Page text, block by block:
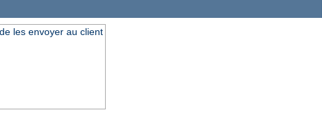
les envoyer au client